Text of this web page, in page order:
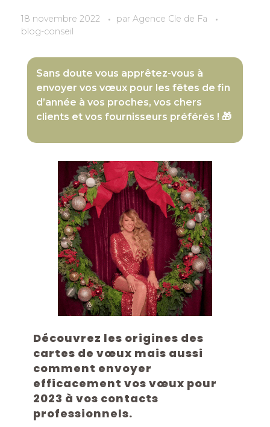
18 novembre 2022 par Agence Cle de Fa
blog-conseil
​​Sans doute vous apprêtez-vous à
envoyer vos vœux pour les fêtes de fin
d’année à vos proches, vos chers
clients et vos fournisseurs préférés ! 🎁
Découvrez les origines des
cartes de vœux mais aussi
comment envoyer
efficacement vos vœux pour
2023 à vos contacts
professionnels.